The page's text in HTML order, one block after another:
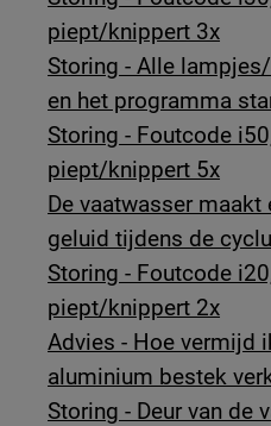
piept/knippert 3x
Storing - Alle
en het programma
Storing - Foutcode
piept/knippert 5x
De vaatwasser
geluid tijdens de
Storing - Foutcode
piept/knippert 2x
Advies - Hoe vermijd
aluminium bestek
Storing - Deur van de